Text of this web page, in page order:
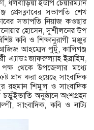
ধলবাড়িয়া ইউপি চেয়ারম্যান
সভাপতি শেখ
সভাপতি নিয়াজ কওছার
হোসেন, সুশীলনের উপ
কবি ও শিক্ষানুরাগী মঞ্জুর
আহম্মেদ পুটু, কালিগঞ্জ
এ্যাডঃ জাফরুল্যাহ ইব্রাহিম,
পক্ষ থেকে উপজেলার মধ্যে
প্রান করা হয়েছে সাংবাদিক
রহমান শিমুল ও সাংবাদিক
অনুষ্ঠানে অংশগ্রহন
সাংবাদিক, কবি ও নাট্য